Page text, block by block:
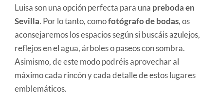
Luisa son una opción perfecta para una preboda en
Sevilla. Por lo tanto, comofotógrafo de bodas, os
aconsejaremos los espacios según si buscáis azulejos,
reflejos en el agua, árboles o paseos con sombra.
Asimismo, de este modo podréis aprovechar al
máximo cada rincón y cada detalle de estos lugares
emblemáticos.